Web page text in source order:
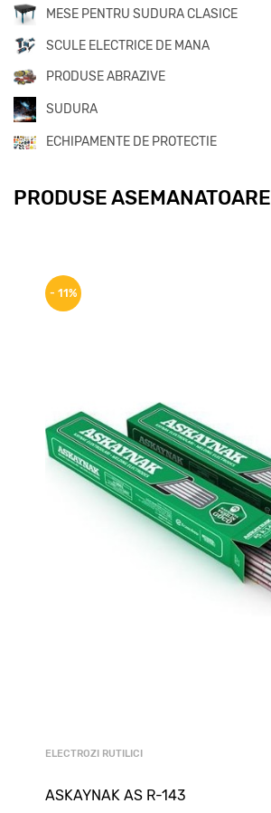
MESE PENTRU SUDURA CLASICE
SCULE ELECTRICE DE MANA
PRODUSE ABRAZIVE
SUDURA
ECHIPAMENTE DE PROTECTIE
PRODUSE ASEMANATOARE
- 11%
ELECTROZI RUTILICI
ASKAYNAK AS R-143